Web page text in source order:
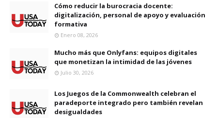
Cómo reducir la burocracia docente:
digitalización, personal de apoyo y evaluación
formativa
Enero 08, 2026
Mucho más que Onlyfans: equipos digitales
que monetizan la intimidad de las jóvenes
Julio 30, 2026
Los Juegos de la Commonwealth celebran el
paradeporte integrado pero también revelan
desigualdades